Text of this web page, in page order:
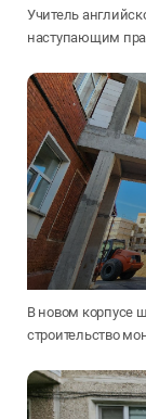
Учитель
наступающим
В новом корпусе
строительство